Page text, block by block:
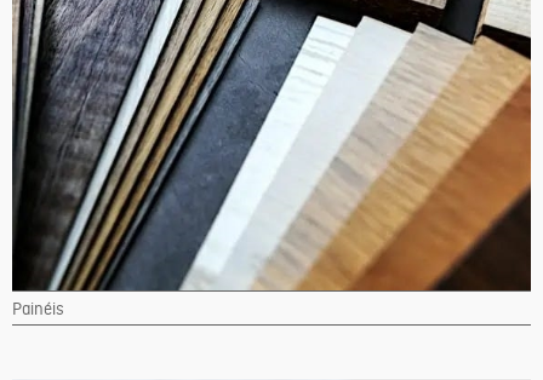
Painéis